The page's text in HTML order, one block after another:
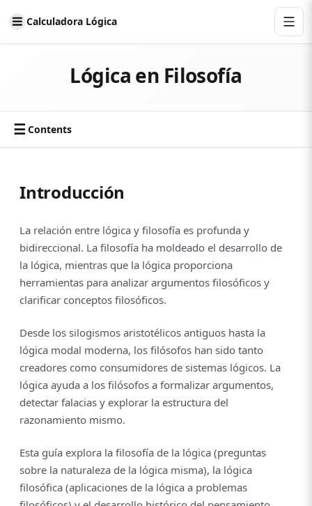
Calculadora Lógica
Lógica en Filosofía
☰ Contents
Introducción
La relación entre lógica y filosofía es profunda y
bidireccional. La filosofía ha moldeado el desarrollo de
la lógica, mientras que la lógica proporciona
herramientas para analizar argumentos filosóficos y
clarificar conceptos filosóficos.
Desde los silogismos aristotélicos antiguos hasta la
lógica modal moderna, los filósofos han sido tanto
creadores como consumidores de sistemas lógicos. La
lógica ayuda a los filósofos a formalizar argumentos,
detectar falacias y explorar la estructura del
razonamiento mismo.
Esta guía explora la filosofía de la lógica (preguntas
sobre la naturaleza de la lógica misma), la lógica
filosófica (aplicaciones de la lógica a problemas